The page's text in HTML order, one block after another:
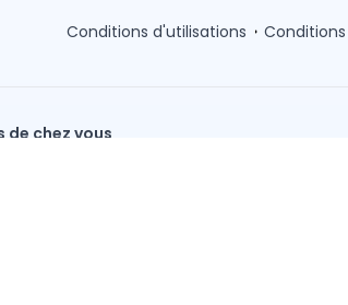
Conditions d'utilisations
de chez vous